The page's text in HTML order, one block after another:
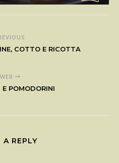
COTTO E RICOTTA
E POMODORINI
A REPLY